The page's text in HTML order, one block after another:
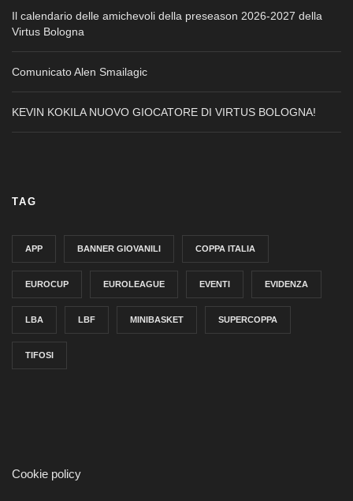
Il calendario delle amichevoli della preseason 2026-2027 della
Virtus Bologna
Comunicato Alen Smailagic
KEVIN KOKILA NUOVO GIOCATORE DI VIRTUS BOLOGNA!
TAG
APP BANNER GIOVANILI COPPA ITALIA
EUROCUP EUROLEAGUE EVENTI EVIDENZA
LBA LBF MINIBASKET SUPERCOPPA
TIFOSI
Cookie policy